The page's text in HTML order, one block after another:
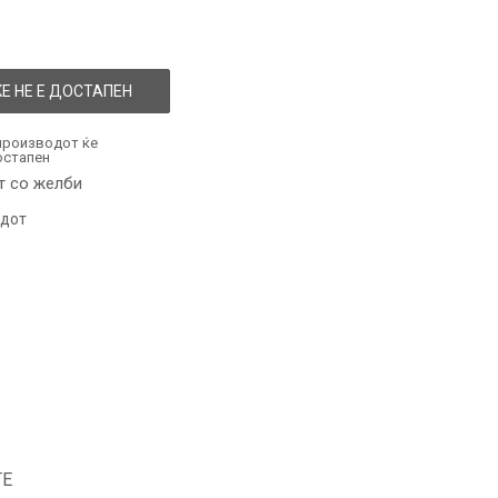
НЕ Е ДОСТАПЕН
ќе
со желби